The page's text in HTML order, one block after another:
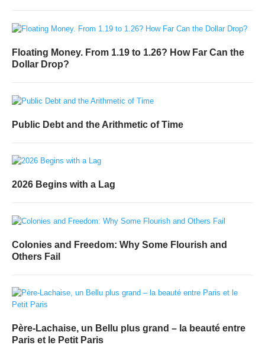
Floating Money. From 1.19 to 1.26? How Far Can the
Dollar Drop?
Public Debt and the Arithmetic of Time
2026 Begins with a Lag
Colonies and Freedom: Why Some Flourish and
Others Fail
Père-Lachaise, un Bellu plus grand – la beauté entre
Paris et le Petit Paris